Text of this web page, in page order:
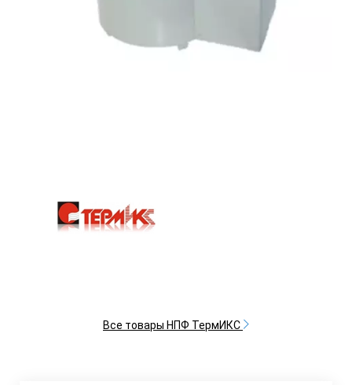
Все товары НПФ ТермИКС